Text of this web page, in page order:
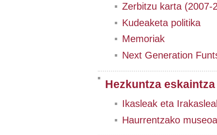
Zerbitzu karta (2007-
Kudeaketa politika
Memoriak
Next Generation
Hezkuntza eskaintza
Ikasleak eta
Haurrentzako museoa